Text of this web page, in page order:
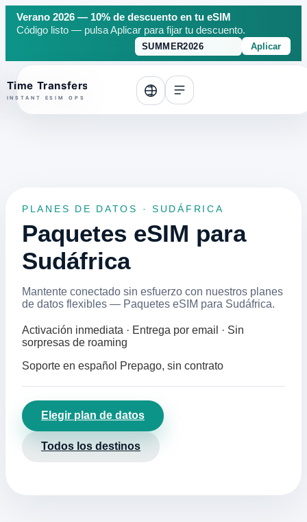
Verano 2026 — 10% de descuento en tu eSIM
Código listo — pulsa Aplicar para fijar tu descuento.
Aplicar
top
PLANES DE DATOS · SUDÁFRICA
Paquetes eSIM para
Sudáfrica
Mantente conectado sin esfuerzo con nuestros planes
de datos flexibles — Paquetes eSIM para Sudáfrica.
Activación inmediata · Entrega por email · Sin
sorpresas de roaming
Soporte en español Prepago, sin contrato
Elegir plan de datos
Todos los destinos